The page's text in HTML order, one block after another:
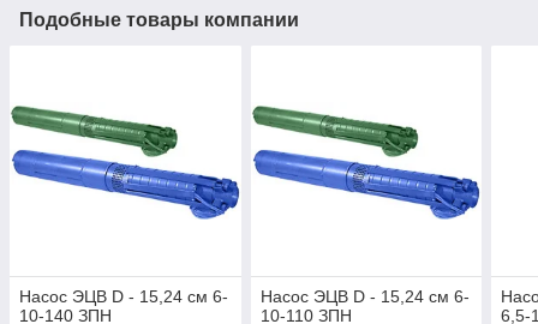
Подобные товары компании
Насос ЭЦВ D - 15,24 см 6-
10-140 ЗПН
Насос ЭЦВ D - 15,24 см 6-
10-110 ЗПН
6,5-